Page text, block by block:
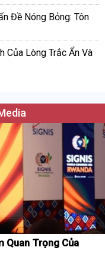
Đề Nóng Bỏng: Tôn
Của Lòng Trắc Ẩn Và
Quan Trọng Của